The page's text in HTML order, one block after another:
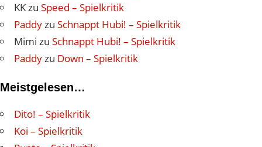
KKzu Speed – Spielkritik
Paddyzu Schnappt Hubi! – Spielkritik
Mimi zu Schnappt Hubi! – Spielkritik
Paddyzu Down – Spielkritik
Meistgelesen…
Dito! – Spielkritik
Koi – Spielkritik